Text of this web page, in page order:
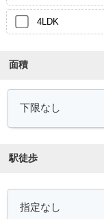
4LDK
面積
駅徒歩